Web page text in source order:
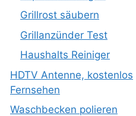
Grillrost säubern
Grillanzünder Test
Haushalts Reiniger
HDTV Antenne, kostenlos
Fernsehen
Waschbecken polieren